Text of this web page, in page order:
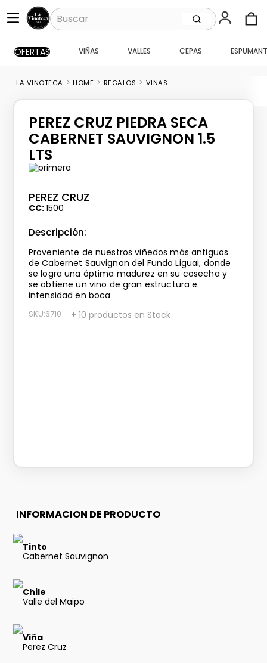
Buscar
OFERTAS VIÑAS VALLES CEPAS
HOME REGALOS VIÑAS
PEREZ CRUZ
CC 1500
Descripción:
Proveniente de nuestros viñedos más antiguos
de Cabernet Sauvignon del Fundo Liguai, donde
se logra una óptima madurez en su cosecha y
se obtiene un vino de gran estructura e
intensidad en boca
SKU:6710 + 10 productos en Stock
PEREZ CRUZ PIEDRA SECA
CABERNET SAUVIGNON 1.5
LTS
INFORMACION DE PRODUCTO
Tinto
Cabernet Sauvignon
Chile
Valle del Maipo
Viña
Perez Cruz
TÉRMINOS MÁS BUSCADOS
carmenere
santa ema
toro piedra
pisco
bouchon
. reserva